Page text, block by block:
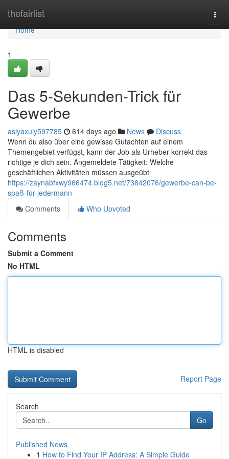
thefairlist
Home
Home
1
Das 5-Sekunden-Trick für
Gewerbe
asiyaxuiy597785 614 days ago News
Discuss
Wenn du also über eine gewisse Gutachten auf einem
Themengebiet verfügst, kann der Job als Urheber korrekt das
richtige je dich sein. Angemeldete Tätigkeit: Welche
geschäftlichen Aktivitäten müssen ausgeübt
https://zaynabfxwy966474.blog5.net/73642076/gewerbe-can-be-
spaß-für-jedermann
Comments
Who Upvoted
Comments
Submit a Comment
No HTML
HTML is disabled
Report Page
Search
Go
Published News
1 How to Find Your IP Address: A Simple Guide